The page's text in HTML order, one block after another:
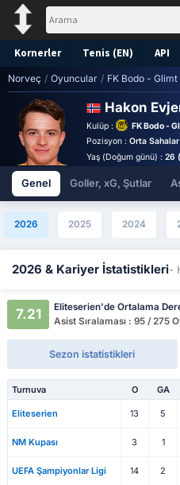
Kornerler Tenis (EN) API
Norveç / Oyuncular / FK Bodo - Glimt
Hakon
Kulüp : FK Bodo -
Pozisyon : Orta
Yaş (Doğum günü) : 26
Genel Goller, xG, Şutlar
2026 2025 2024
2026 & Kariyer İstatistikleri-
7.21
Eliteserien'de Ortalama
Asist Sıralaması : 95 / 275
Sezon istatistikleri
Turnuva O GA
Eliteserien 13 5
NM Kupası 3 1
UEFA Şampiyonlar Ligi 14 2